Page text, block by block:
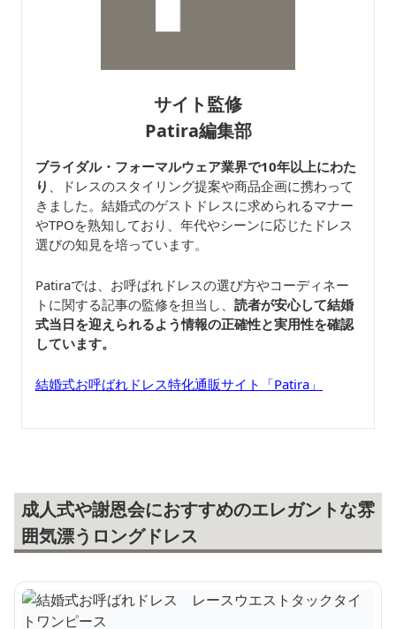
サイト監修
Patira編集部
ブライダル・フォーマルウェア業界で10年以上にわた
り
、ドレスのスタイリング提案や商品企画に携わって
きました。結婚式のゲストドレスに求められるマナー
やTPOを熟知しており、年代やシーンに応じたドレス
選びの知見を培っています。
Patiraでは、お呼ばれドレスの選び方やコーディネー
トに関する記事の監修を担当し、 読者が安心して結婚
式当日を迎えられるよう情報の正確性と実用性を確認
しています。
結婚式お呼ばれドレス特化通販サイト「Patira」
成人式や謝恩会におすすめのエレガントな雰
囲気漂うロングドレス